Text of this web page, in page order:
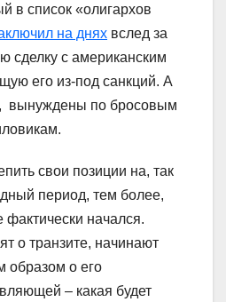
в список «олигархов
на днях вслед за
сделку с американским
его из-под санкций. А
вынуждены по бросовым
свои позиции на, так
период, тем более,
фактически начался.
о транзите, начинают
образом о его
– какая будет